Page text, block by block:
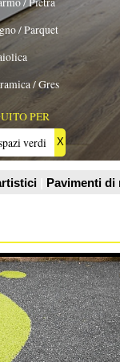
/ Gres
X
Pavimenti di recupero